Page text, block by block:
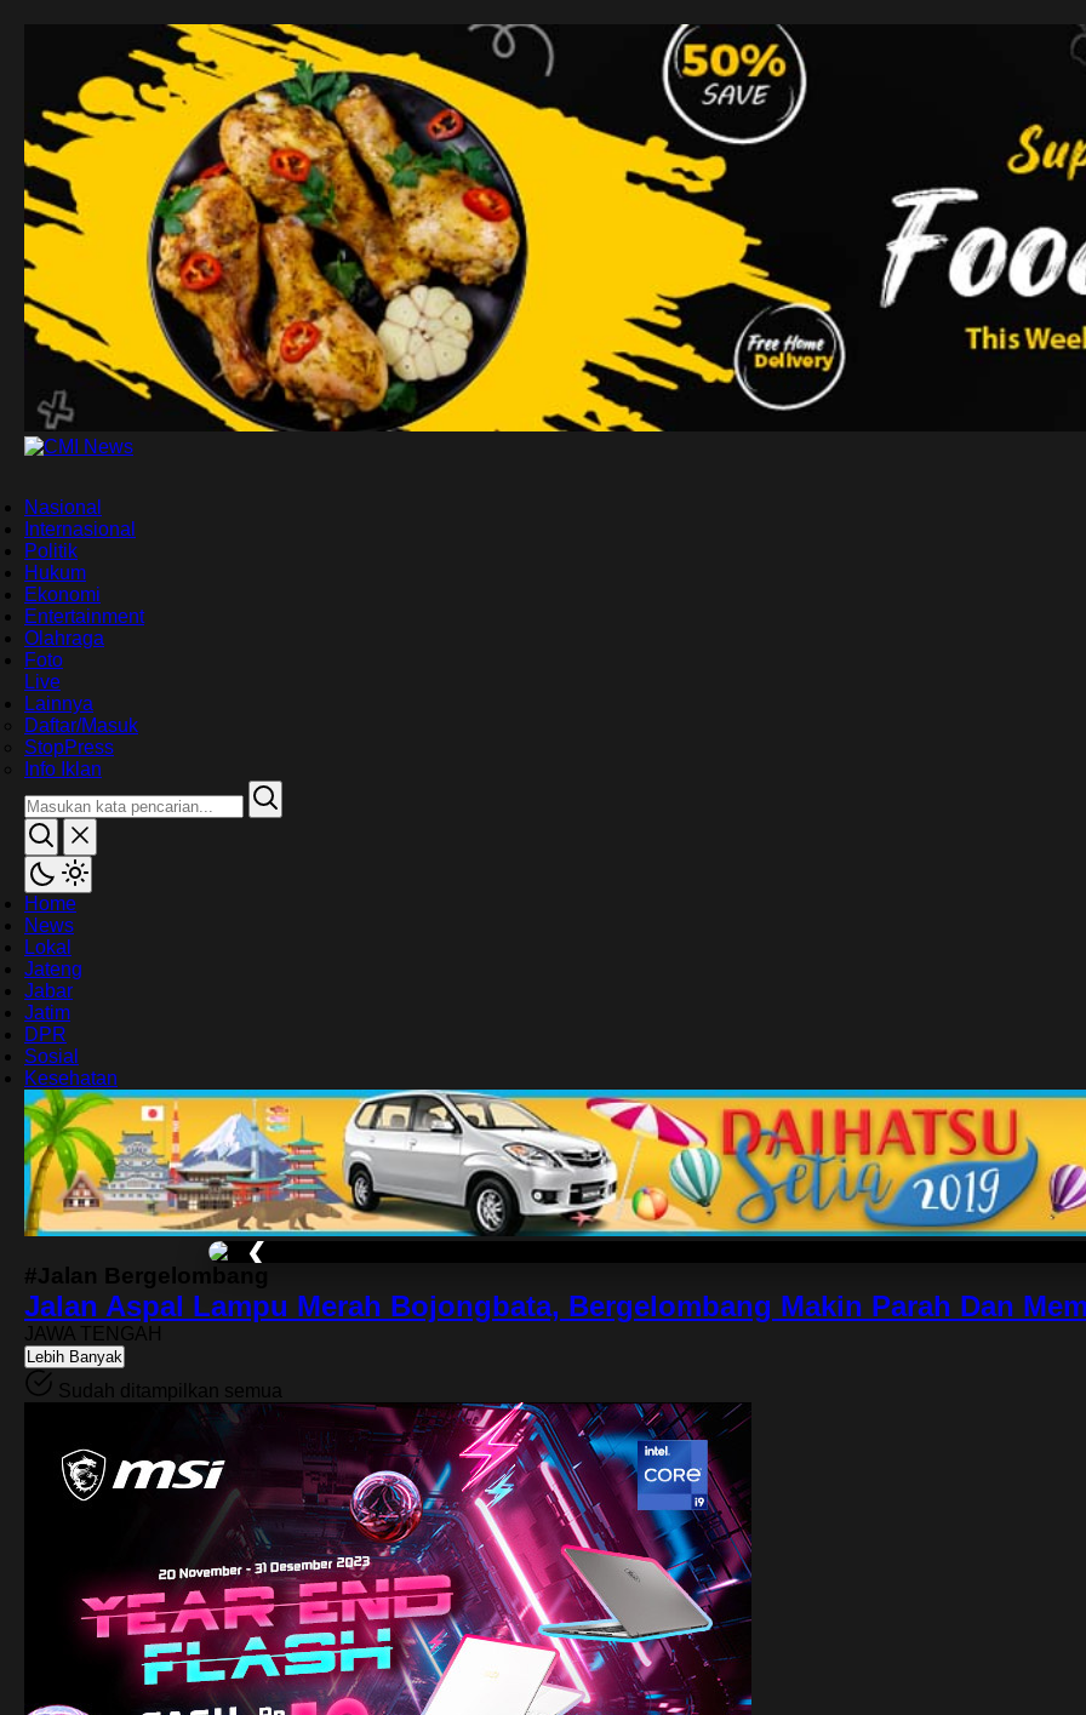
CMI News
Berani, Integritas dan Loyalitas
Nasional
Internasional
Politik
Hukum
Ekonomi
Entertainment
Olahraga
Foto
Live
Lainnya
Daftar/Masuk
StopPress
Info Iklan
Home
News
Lokal
Jateng
Jabar
Jatim
DPR
Sosial
Kesehatan
❮
#Jalan Bergelombang
Jalan Aspal Lampu Merah Bojongbata, Bergelombang Makin Parah Dan
JAWA TENGAH
Lebih Banyak
Sudah ditampilkan semua